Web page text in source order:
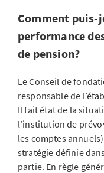
Comment puis-
performance
de pension?
Le Conseil de
responsable de
Il fait état de la
l’institution de
les comptes
stratégie définie
partie. En règle